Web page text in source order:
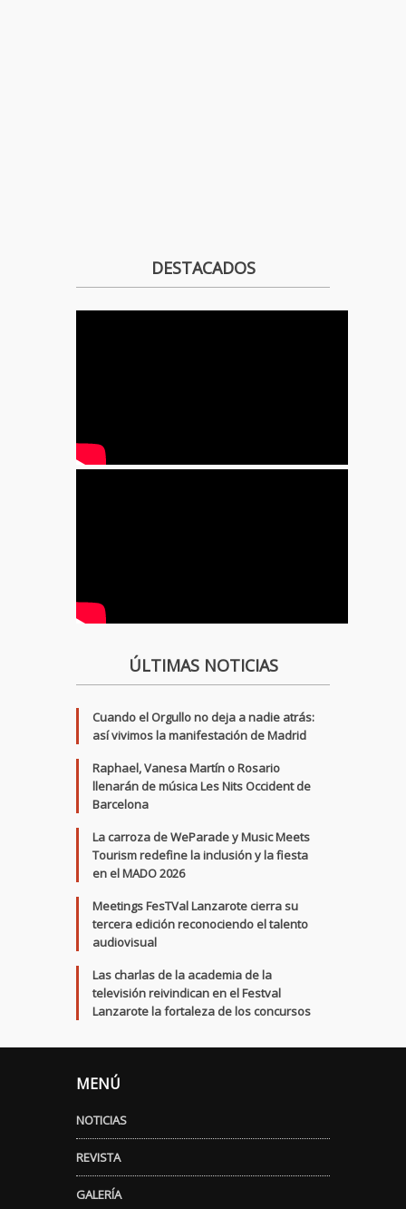
DESTACADOS
ÚLTIMAS NOTICIAS
Cuando el Orgullo no deja a nadie atrás:
así vivimos la manifestación de Madrid
Raphael, Vanesa Martín o Rosario
llenarán de música Les Nits Occident de
Barcelona
La carroza de WeParade y Music Meets
Tourism redefine la inclusión y la fiesta
en el MADO 2026
Meetings FesTVal Lanzarote cierra su
tercera edición reconociendo el talento
audiovisual
Las charlas de la academia de la
televisión reivindican en el Festval
Lanzarote la fortaleza de los concursos
MENÚ
NOTICIAS
REVISTA
GALERÍA